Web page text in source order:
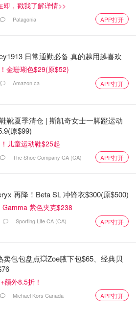
剂，支持新陈代谢和甲状腺，帮助情
补充剂
即，戳我了解详情>>
Patagonia APP打开
日常通勤必备 真的越用越喜欢
金珊瑚色$29(原$52)
Amazon.ca APP打开
靴夏季清仓 | 斯凯奇女士一脚蹬运动
原$99)
儿童运动鞋$25起
The Shoe Company CA (CA) APP打开
再降！Beta SL 冲锋衣$300(原$500)
Gamma 紫色夹克$238
Sporting Life CA (CA) APP打开
卖包包盘点💥Zoe腋下包$65、经典贝
额外8.5折！
Michael Kors Canada APP打开